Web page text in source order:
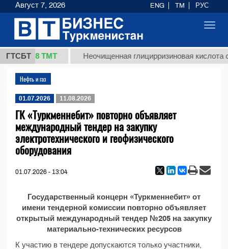
ГТСБТ
37,8 ТМТ Неочищенная глицирризиновая кислота
Нефть и газ
01.07.2026 11.08.2026
ГК «Туркменнебит» повторно объявляет
международный тендер на закупку
электротехнического и геофизического
оборудования
01.07.2026 - 13:04
Государственный концерн «Туркменнебит» от
имени тендерной комиссии повторно объявляет
открытый международный тендер №205 на закупку
материально-технических ресурсов
К участию в тендере допускаются только участники,
Август 7, 2026 ENG TM РУС